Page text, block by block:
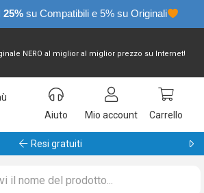
su Compatibili e 5% su Originali
NERO al miglior al miglior prezzo su Internet!
Aiuto
Mio account Carrello
Garanzia 24 mesi